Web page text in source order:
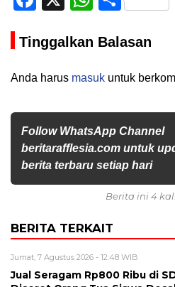
Tinggalkan Balasan
Anda harus masuk untuk
Follow WhatsApp Channel
beritarafflesia.com untuk
berita terbaru setiap hari
Berita ini 4
BERITA TERKAIT
Jumat, 7 Agustus 2026 - 12:48 WIB
Jual Seragam Rp800 Ribu di